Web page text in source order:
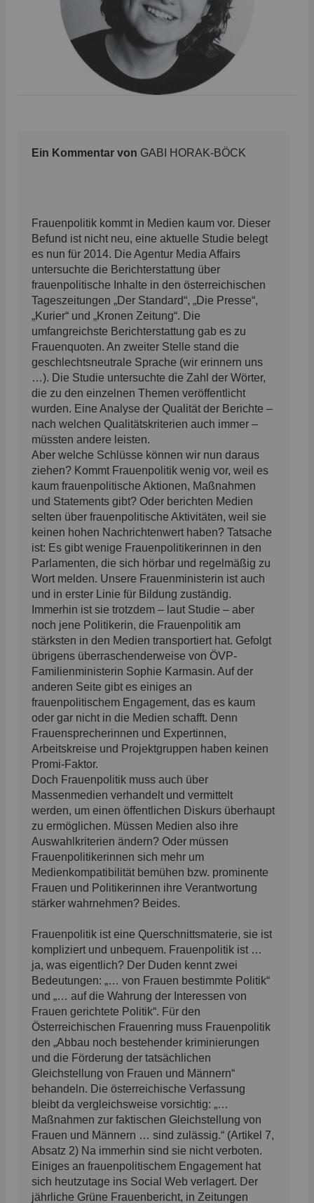
Ein Kommentar von GABI HORAK-BÖCK
Frauenpolitik kommt in Medien kaum vor. Dieser
Befund ist nicht neu, eine aktuelle Studie belegt
es nun für 2014. Die Agentur Media Affairs
untersuchte die Berichterstattung über
frauenpolitische Inhalte in den österreichischen
Tageszeitungen „Der Standard“, „Die Presse“,
„Kurier“ und „Kronen Zeitung“. Die
umfangreichste Berichterstattung gab es zu
Frauenquoten. An zweiter Stelle stand die
geschlechtsneutrale Sprache (wir erinnern uns
…). Die Studie untersuchte die Zahl der Wörter,
die zu den einzelnen Themen veröffentlicht
wurden. Eine Analyse der Qualität der Berichte –
nach welchen Qualitätskriterien auch immer –
müssten andere leisten.
Aber welche Schlüsse können wir nun daraus
ziehen? Kommt Frauenpolitik wenig vor, weil es
kaum frauenpolitische Aktionen, Maßnahmen
und Statements gibt? Oder berichten Medien
selten über frauenpolitische Aktivitäten, weil sie
keinen hohen Nachrichtenwert haben? Tatsache
ist: Es gibt wenige Frauenpolitikerinnen in den
Parlamenten, die sich hörbar und regelmäßig zu
Wort melden. Unsere Frauenministerin ist auch
und in erster Linie für Bildung zuständig.
Immerhin ist sie trotzdem – laut Studie – aber
noch jene Politikerin, die Frauenpolitik am
stärksten in den Medien transportiert hat. Gefolgt
übrigens überraschenderweise von ÖVP-
Familienministerin Sophie Karmasin. Auf der
anderen Seite gibt es einiges an
frauenpolitischem Engagement, das es kaum
oder gar nicht in die Medien schafft. Denn
Frauensprecherinnen und Expertinnen,
Arbeitskreise und Projektgruppen haben keinen
Promi-Faktor.
Doch Frauenpolitik muss auch über
Massenmedien verhandelt und vermittelt
werden, um einen öffentlichen Diskurs überhaupt
zu ermöglichen. Müssen Medien also ihre
Auswahlkriterien ändern? Oder müssen
Frauenpolitikerinnen sich mehr um
Medienkompatibilität bemühen bzw. prominente
Frauen und Politikerinnen ihre Verantwortung
stärker wahrnehmen? Beides.
Frauenpolitik ist eine Querschnittsmaterie, sie ist
kompliziert und unbequem. Frauenpolitik ist …
ja, was eigentlich? Der Duden kennt zwei
Bedeutungen: „… von Frauen bestimmte Politik“
und „… auf die Wahrung der Interessen von
Frauen gerichtete Politik“. Für den
Österreichischen Frauenring muss Frauenpolitik
den „Abbau noch bestehender kriminierungen
und die Förderung der tatsächlichen
Gleichstellung von Frauen und Männern“
behandeln. Die österreichische Verfassung
bleibt da vergleichsweise vorsichtig: „…
Maßnahmen zur faktischen Gleichstellung von
Frauen und Männern … sind zulässig.“ (Artikel 7,
Absatz 2) Na immerhin sind sie nicht verboten.
Einiges an frauenpolitischem Engagement hat
sich heutzutage ins Social Web verlagert. Der
jährliche Grüne Frauenbericht, in Zeitungen